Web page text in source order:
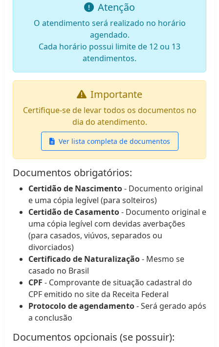
Atenção
O atendimento será realizado no horário
agendado.
Cada horário possui limite de 12 ou 13
atendimentos.
Importante
Certifique-se de levar todos os documentos no
dia do atendimento.
Ver lista completa de documentos
Documentos obrigatórios:
Certidão de Nascimento- Documento original
e uma cópia legível (para solteiros)
Certidão de Casamento- Documento original e
uma cópia legível com devidas averbações
(para casados, viúvos, separados ou
divorciados)
Certificado de Naturalização- Mesmo se
casado no Brasil
CPF - Comprovante de situação cadastral do
CPF emitido no site da Receita Federal
Protocolo de agendamento- Será gerado após
a conclusão
Documentos opcionais (se possuir):